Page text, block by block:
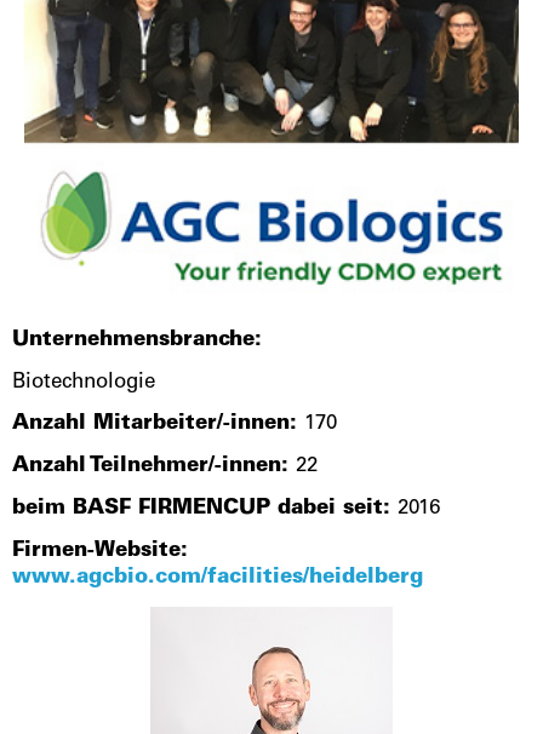
Unternehmensbranche:
Biotechnologie
Anzahl Mitarbeiter/-innen: 170
Anzahl Teilnehmer/-innen: 22
beim BASF FIRMENCUP dabei seit: 2016
Firmen-Website:
www.agcbio.com/facilities/heidelberg